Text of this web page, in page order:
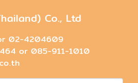
Co., Ltd
02-4204609
or 085-911-1010